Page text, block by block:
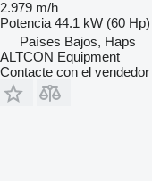
2.979 m/h
Potencia 44.1 kW (60 Hp)
Países Bajos, Haps
ALTCON Equipment
Contacte con el vendedor